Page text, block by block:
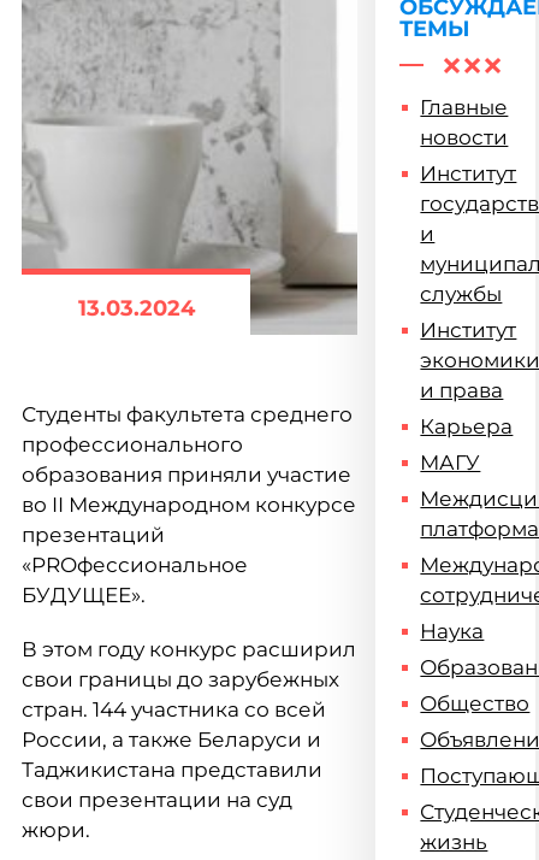
13.03.2024
Студенты факультета среднего
профессионального
образования приняли участие
во II Международном конкурсе
презентаций
«PROфессиональное
БУДУЩЕЕ».
В этом году конкурс расширил
свои границы до зарубежных
стран. 144 участника со всей
России, а также Беларуси и
Таджикистана представили
свои презентации на суд
жюри.
ТЕМЫ
Главные
новости
Институт
и
службы
Институт
и права
Карьера
МАГУ
платформа
Наука
Общество
жизнь